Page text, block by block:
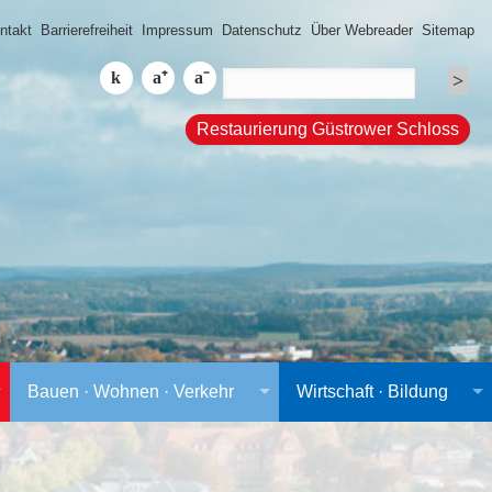
Barrierefreiheit Impressum Datenschutz Über Webreader Sitemap
Restaurierung Güstrower Schloss
Bauen · Wohnen · Verkehr Wirtschaft · Bildung